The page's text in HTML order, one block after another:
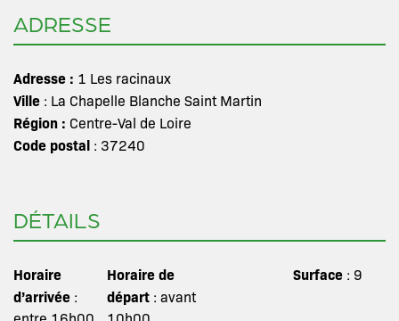
ADRESSE
Adresse : 1 Les racinaux
Ville : La Chapelle Blanche Saint Martin
Région : Centre-Val de Loire
Code postal : 37240
DÉTAILS
Horaire
d’arrivée :
Horaire de
départ: avant
Surface: 9